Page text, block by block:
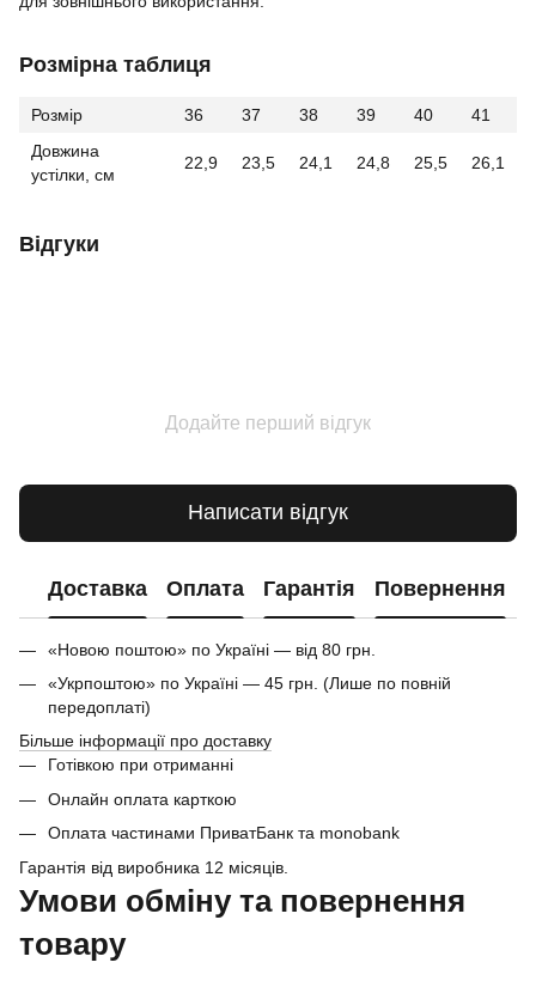
Розмірна таблиця
Розмір 36 37 38 39 40
41
Довжина
устілки, см
22,9 23,5 24,1 24,8 25,5 26,1
Відгуки
Додайте перший відгук
Написати відгук
Доставка Оплата Гарантія Повернення
«Новою поштою» по Україні — від 80 грн.
«Укрпоштою» по Україні — 45 грн. (Лише по повній
передоплаті)
Більше інформації про доставку
Готівкою при отриманні
Онлайн оплата карткою
Оплата частинами ПриватБанк та monobank
Гарантія від виробника 12 місяців.
Умови обміну та повернення
товару